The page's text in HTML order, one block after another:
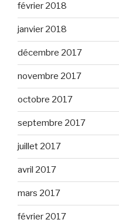
février 2018
janvier 2018
décembre 2017
novembre 2017
octobre 2017
septembre 2017
juillet 2017
avril 2017
mars 2017
février 2017